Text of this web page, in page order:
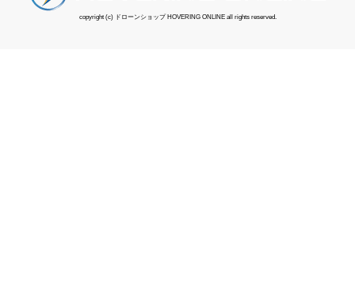
copyright (c) ドローンショップ HOVERING ONLINE all rights reserved.